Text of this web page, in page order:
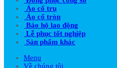
Áo cổ trụ
Áo cổ tròn
Bảo hộ lao động
Lễ phục tốt nghiệp
Sản phẩm khác
Menu
Về chúng tôi